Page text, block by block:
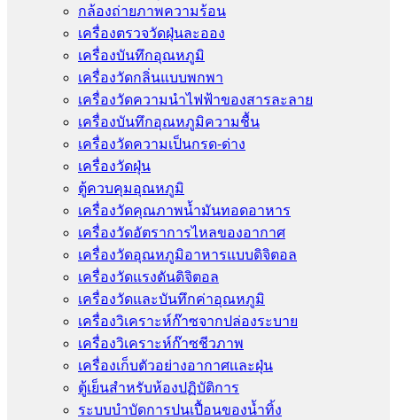
กล้องถ่ายภาพความร้อน
เครื่องตรวจวัดฝุ่นละออง
เครื่องบันทึกอุณหภูมิ
เครื่องวัดกลิ่นแบบพกพา
เครื่องวัดความนําไฟฟ้าของสารละลาย
เครื่องบันทึกอุณหภูมิความชื้น
เครื่องวัดความเป็นกรด-ด่าง
เครื่องวัดฝุ่น
ตู้ควบคุมอุณหภูมิ
เครื่องวัดคุณภาพน้ำมันทอดอาหาร
เครื่องวัดอัตราการไหลของอากาศ
เครื่องวัดอุณหภูมิอาหารแบบดิจิตอล
เครื่องวัดแรงดันดิจิตอล
เครื่องวัดและบันทึกค่าอุณหภูมิ
เครื่องวิเคราะห์ก๊าซจากปล่องระบาย
เครื่องวิเคราะห์ก๊าซชีวภาพ
เครื่องเก็บตัวอย่างอากาศเเละฝุ่น
ตู้เย็นสำหรับห้องปฏิบัติการ
ระบบบำบัดการปนเปื้อนของน้ำทิ้ง